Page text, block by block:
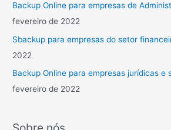
Backup Online para empresas de
fevereiro de 2022
Sbackup para empresas do setor
2022
Backup Online para empresas jurídicas e
fevereiro de 2022